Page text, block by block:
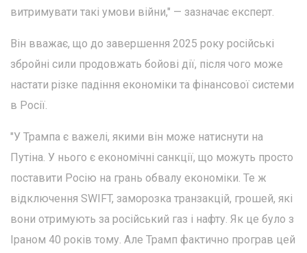
витримувати такі умови війни," — зазначає експерт.
Він вважає, що до завершення 2025 року російські
збройні сили продовжать бойові дії, після чого може
настати різке падіння економіки та фінансової системи
в Росії.
"У Трампа є важелі, якими він може натиснути на
Путіна. У нього є економічні санкції, що можуть просто
поставити Росію на грань обвалу економіки. Те ж
відключення SWIFT, заморозка транзакцій, грошей, які
вони отримують за російський газ і нафту. Як це було з
Іраном 40 років тому. Але Трамп фактично програв цей